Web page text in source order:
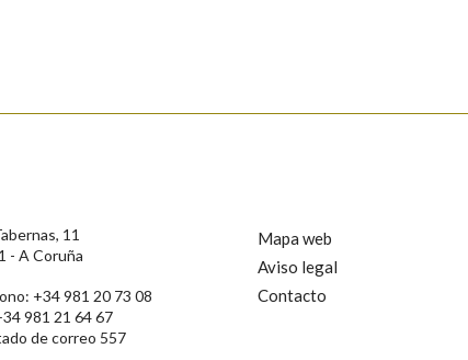
11
- A Coruña
+34 981 20 73 08
981 21 64 67
de correo 557
Mapa web
Aviso legal
Contacto